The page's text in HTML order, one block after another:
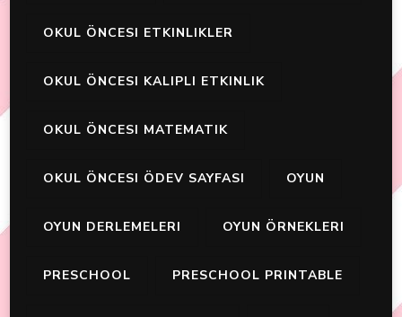
OKUL ÖNCESI ETKINLIKLER
OKUL ÖNCESI KALIPLI ETKINLIK
OKUL ÖNCESI MATEMATIK
OKUL ÖNCESI ÖDEV SAYFASI OYUN
OYUN DERLEMELERI OYUN ÖRNEKLERI
PRESCHOOL PRESCHOOL PRINTABLE